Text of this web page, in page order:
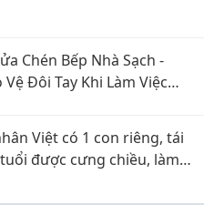
Chén Bếp Nhà Sạch -
Đôi Tay Khi Làm Việc
Việt có 1 con riêng, tái
được cưng chiều, làm